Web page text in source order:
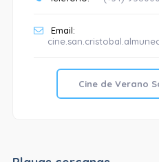
Email:
Cine de Verano